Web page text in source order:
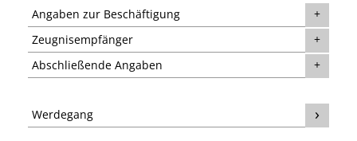
Angaben zur Beschäftigung
Zeugnisempfänger
Abschließende Angaben
Werdegang